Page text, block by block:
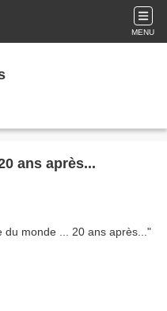
MENU
ans après...